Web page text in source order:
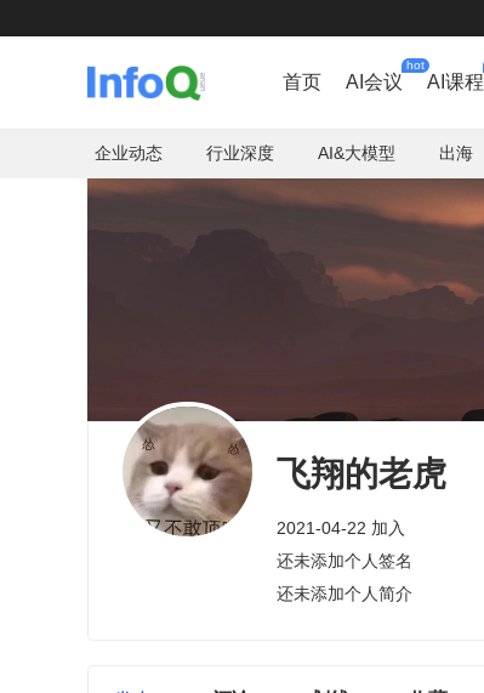
首页 AI会议
hot
AI课程
企业动态 行业深度 AI&大模型 出海
飞翔的老虎
2021-04-22 加入
还未添加个人签名
还未添加个人简介